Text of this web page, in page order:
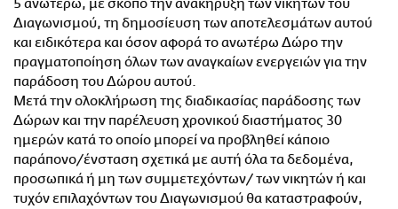
5 ανωτέρω, με σκοπό την ανακήρυξη των νικητών του
Διαγωνισμού, τη δημοσίευση των αποτελεσμάτων αυτού
και ειδικότερα και όσον αφορά το ανωτέρω Δώρο την
πραγματοποίηση όλων των αναγκαίων ενεργειών για την
παράδοση του Δώρου αυτού.
Μετά την ολοκλήρωση της διαδικασίας παράδοσης των
Δώρων και την παρέλευση χρονικού διαστήματος 30
ημερών κατά το οποίο μπορεί να προβληθεί κάποιο
παράπονο/ένσταση σχετικά με αυτή όλα τα δεδομένα,
προσωπικά ή μη των συμμετεχόντων/ των νικητών ή και
τυχόν επιλαχόντων του Διαγωνισμού θα καταστραφούν,